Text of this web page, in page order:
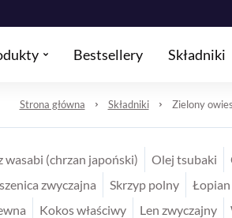
Bestsellery Składniki
Strona główna Składniki Zielony owies
wasabi (chrzan japoński) Olej tsubaki
zwyczajna Skrzyp polny
Kokos właściwy Len zwyczajny